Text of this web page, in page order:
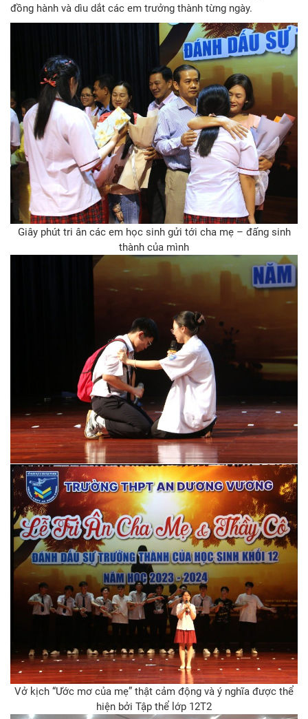
đồng hành và dìu dắt các em trưởng thành từng ngày.
Giây phút tri ân các em học sinh gửi tới cha mẹ – đấng sinh
thành của mình
Vở kịch “Ước mơ của mẹ” thật cảm động và ý nghĩa được thể
hiện bởi Tập thể lớp 12T2